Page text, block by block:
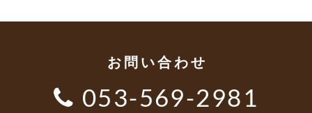
お問い合わせ
053-569-2981